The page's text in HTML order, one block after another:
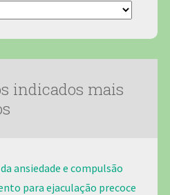
indicados mais
ansiedade e compulsão
para ejaculação precoce